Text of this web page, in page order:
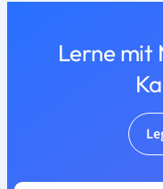
Lerne mit